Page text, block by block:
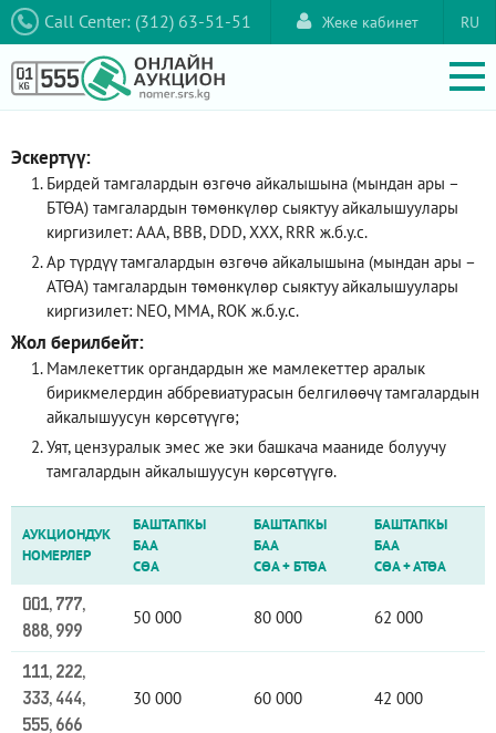
Call Center: (312) 63-51-51 RU
Жеке кабинет
Эскертүү:
Бирдей тамгалардын өзгөчө айкалышына (мындан ары –
БТӨА) тамгалардын төмөнкүлөр сыяктуу айкалышуулары
киргизилет: AAA, ВВВ, DDD, XXX, RRR ж.б.у.с.
Ар түрдүү тамгалардын өзгөчө айкалышына (мындан ары –
АТӨА) тамгалардын төмөнкүлөр сыяктуу айкалышуулары
киргизилет: NEO, ММА, ROK ж.б.у.с.
Жол берилбейт:
Мамлекеттик органдардын же мамлекеттер аралык
бирикмелердин аббревиатурасын белгилөөчү тамгалардын
айкалышуусун көрсөтүүгө;
Уят, цензуралык эмес же эки башкача мааниде болуучу
тамгалардын айкалышуусун көрсөтүүгө.
АУКЦИОНДУК
НОМЕРЛЕР
БАШТАПКЫ
БАА
СӨА
БАШТАПКЫ
БАА
СӨА+БТӨА
БАШТАПКЫ
БАА
СӨА+АТӨА
001, 777,
888, 999
50 000 80 000 62 000
111, 222,
333, 444,
555, 666
30 000 60 000 42 000